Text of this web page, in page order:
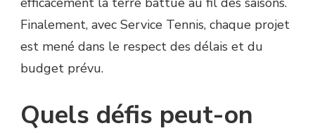
Finalement, avec Service Tennis, chaque projet
est mené dans le respect des délais et du
budget prévu.
Quels défis peut-on